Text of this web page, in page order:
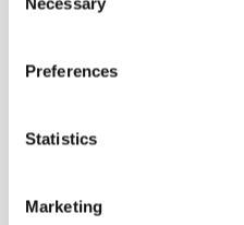
Selection
Preferences
Statistics
Marketing